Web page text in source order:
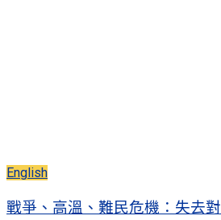
English
戰爭、高溫、難民危機：失去